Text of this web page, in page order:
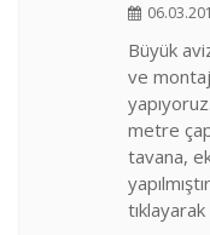
Büyük
ve
metre
tavana,